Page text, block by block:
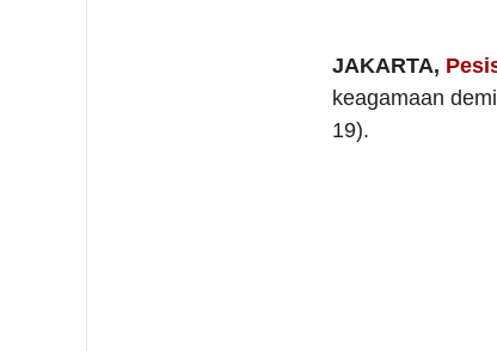
JAKARTA,
keagamaan
19).